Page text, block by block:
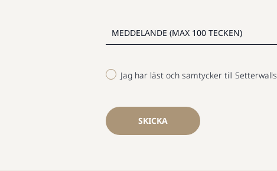
Jag har läst och samtycker till Setterwalls
SKICKA